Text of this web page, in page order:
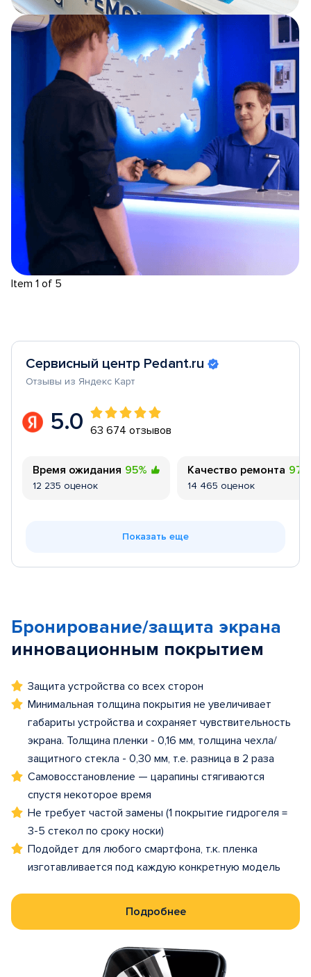
Item 1 of 5
Сервисный центр Pedant.ru
Отзывы из Яндекс Карт
5.0 63 674 отзывов
Время ожидания 95%
12 235 оценок
Качество ремонта 97%
14 465 оценок
Показать еще
Бронирование/защита экрана
инновационным покрытием
Защита устройства со всех сторон
Минимальная толщина покрытия не увеличивает
габариты устройства и сохраняет чувствительность
экрана. Толщина пленки - 0,16 мм, толщина чехла/
защитного стекла - 0,30 мм, т.е. разница в 2 раза
Самовосстановление — царапины стягиваются
спустя некоторое время
Не требует частой замены (1 покрытие гидрогеля =
3-5 стекол по сроку носки)
Подойдет для любого смартфона, т.к. пленка
изготавливается под каждую конкретную модель
Подробнее